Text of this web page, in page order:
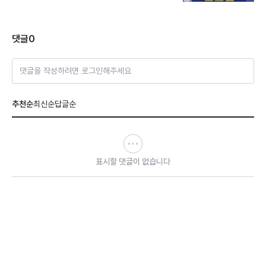
댓글0
댓글을 작성하려면 로그인해주세요
추천순최신순답글순
표시할 댓글이 없습니다